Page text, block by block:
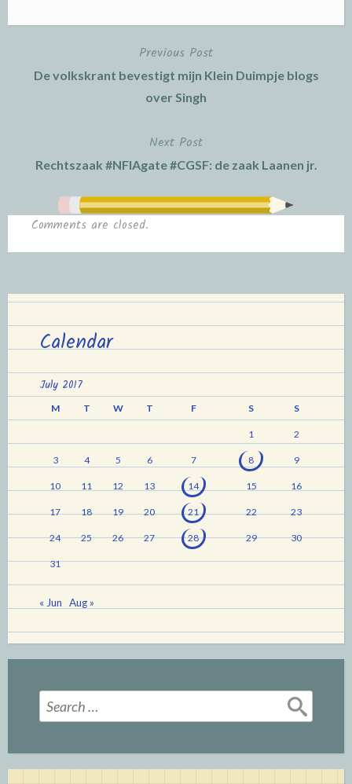
Previous Post
De volkskrant bevestigt mijn Klein Duimpje blogs
over Singh
Next Post
Rechtszaak #NFIAgate #CGSF: de zaak Laanen jr.
Comments are closed.
Calendar
July 2017
M T W T F S S
1 2
3 4 5 6 7 8 9
10 11 12 13 14 15 16
17 18 19 20 21 22 23
24 25 26 27 28 29 30
31
« Jun Aug »
Search
for: